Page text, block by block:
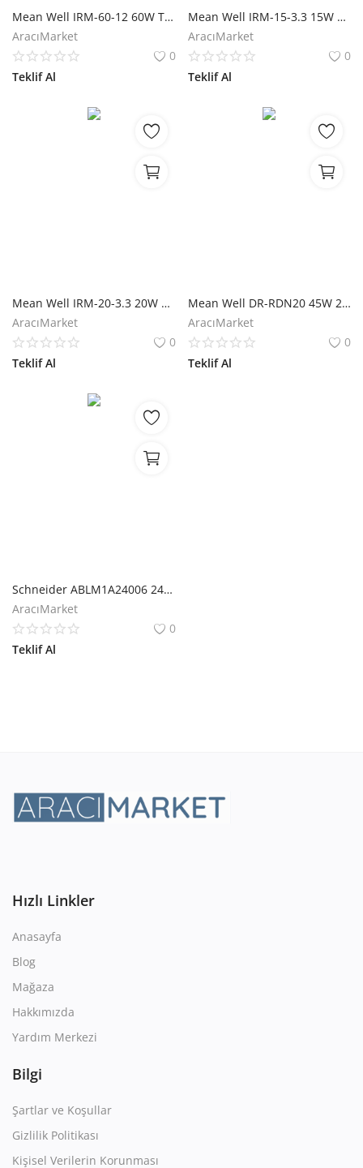
Mean Well IRM-60-12 60W Tek Çıkışlı Kapsüllenmiş Güç Kaynağı
AracıMarket
0
Teklif Al
Mean Well IRM-15-3.3 15W Tek Çıkışlı Güç Kaynağı
AracıMarket
0
Teklif Al
Mean Well IRM-20-3.3 20W Tek Çıkışlı Güç Kaynağı
AracıMarket
0
Teklif Al
Mean Well DR-RDN20 45W 21V-28V 20A Modül
AracıMarket
0
Teklif Al
Schneider ABLM1A24006 24V 0.6A Modüler Güç Kaynağı
AracıMarket
0
Teklif Al
Hızlı Linkler
Anasayfa
Blog
Mağaza
Hakkımızda
Yardım Merkezi
Bilgi
Şartlar ve Koşullar
Gizlilik Politikası
Kişisel Verilerin Korunması